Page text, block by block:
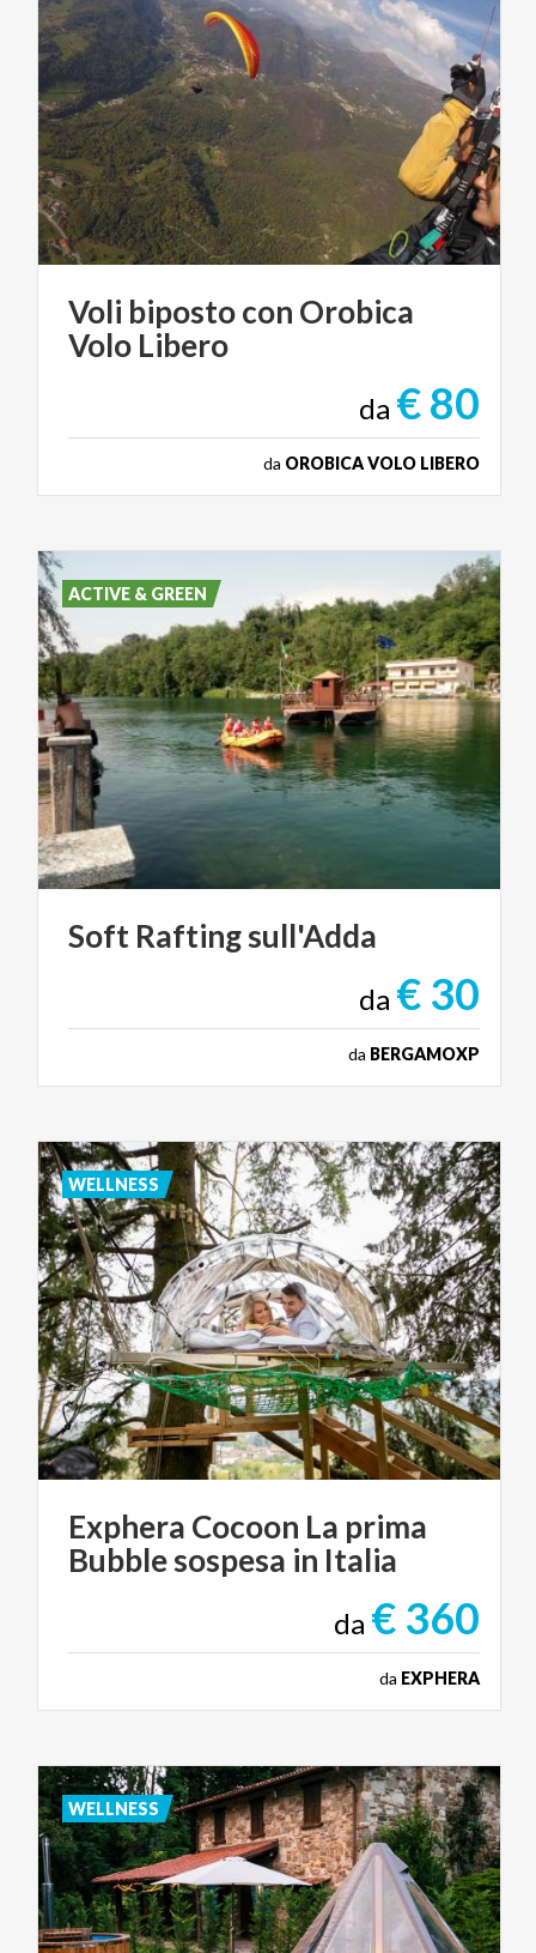
Voli bipostocon Orobica
Volo Libero
da € 80
da OROBICA VOLO LIBERO
Soft Raftingsull'Adda
da € 30
da BERGAMOXP
ACTIVE & GREEN
Exphera Cocoon La prima
Bubblesospesa in Italia
da € 360
da EXPHERA
WELLNESS
WELLNESS